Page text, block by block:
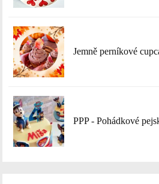
Jemně perníkové
PPP - Pohádkové